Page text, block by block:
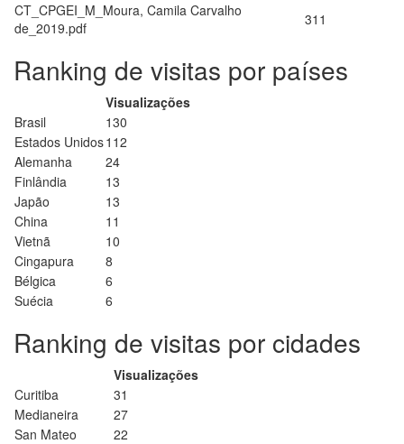
CT_CPGEI_M_Moura, Camila Carvalho
de_2019.pdf
311
Ranking de visitas por países
Visualizações
Brasil
130
Estados Unidos112
Alemanha
24
Finlândia
13
Japão
13
China
11
Vietnã
10
Cingapura
8
Bélgica
6
Suécia
6
Ranking de visitas por cidades
Visualizações
Curitiba
31
Medianeira
27
San Mateo
22